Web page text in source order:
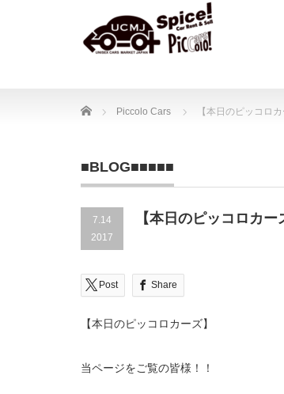
Home Piccolo Cars 【本日のピッコロカ
■BLOG■■■■■
7.14
2017
【本日のピッコロカー
Post Share
【本日のピッコロカーズ】
当ページをご覧の皆様！！